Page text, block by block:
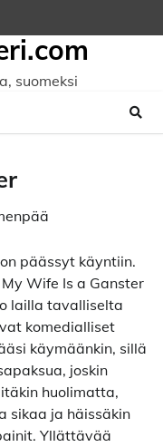
suomeksi
päässyt käyntiin.
Wife Is a Ganster
lailla tavalliselta
komedialliset
käymäänkin, sillä
joskin
huolimatta,
sikaa ja häissäkin
Yllättävää